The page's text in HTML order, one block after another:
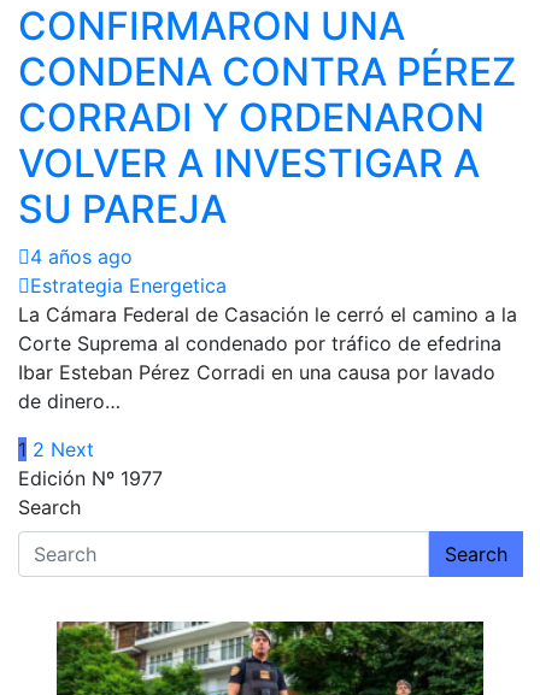
CONFIRMARON UNA
CONDENA CONTRA PÉREZ
CORRADI Y ORDENARON
VOLVER A INVESTIGAR A
SU PAREJA
4 años ago
Estrategia Energetica
La Cámara Federal de Casación le cerró el camino a la
Corte Suprema al condenado por tráfico de efedrina
Ibar Esteban Pérez Corradi en una causa por lavado
de dinero…
Paginación
de
entradas
1 2 Next
Edición Nº 1977
Search
Search